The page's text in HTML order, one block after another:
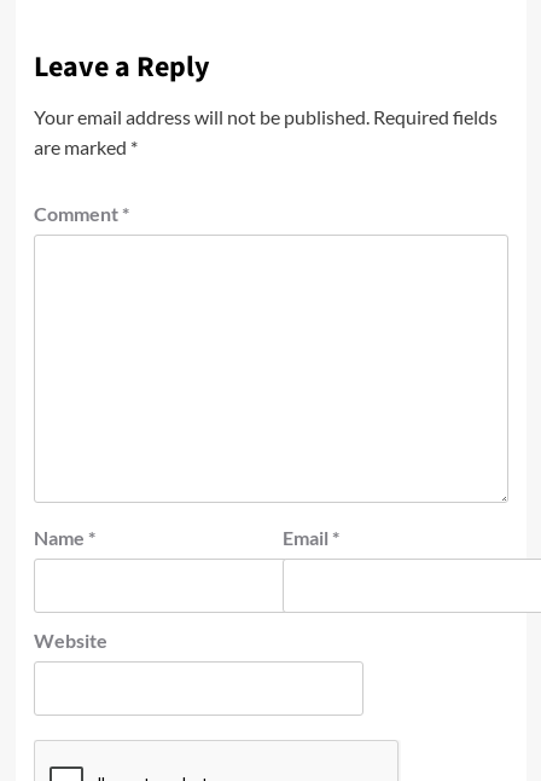
Leave a Reply
Your email address will not be published. Required fields
are marked *
Comment *
Name * Email *
Website